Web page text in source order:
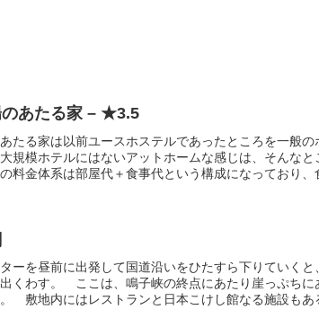
のあたる家 – ★3.5
たる家は以前ユースホステルであったところを一般
規模ホテルにはないアットホームな感じは、そんなと
料金体系は部屋代＋食事代という構成になっており、
ーを昼前に出発して国道沿いをひたすら下りていく
くわす。 ここは、鳴子峡の終点にあたり崖っぷちに
敷地内にはレストランと日本こけし館なる施設もあ